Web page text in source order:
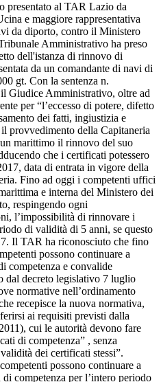
presentato al TAR Lazio da
e maggiore rappresentativa
da diporto, contro il Ministero
Amministrativo ha preso
dell'istanza di rinnovo di
da un comandante di navi di
gt. Con la sentenza n.
Giudice Amministrativo, oltre ad
per “l’eccesso di potere, difetto
dei fatti, ingiustizia e
provvedimento della Capitaneria
marittimo il rinnovo del suo
che i certificati potessero
data di entrata in vigore della
Fino ad oggi i competenti uffici
e interna del Ministero dei
respingendo ogni
l’impossibilità di rinnovare i
di validità di 5 anni, se questo
Il TAR ha riconosciuto che fino
possono continuare a
competenza e convalide
dal decreto legislativo 7 luglio
normative nell’ordinamento
recepisce la nuova normativa,
ai requisiti previsti dalla
cui le autorità devono fare
di competenza” , senza
dei certificati stessi”.
possono continuare a
competenza per l’intero periodo